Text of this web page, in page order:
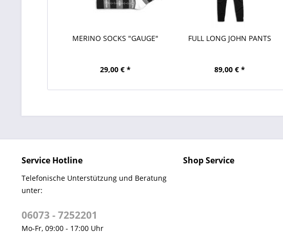
MERINO SOCKS "GAUGE"
29,00 € *
FULL LONG JOHN PANTS
89,00 € *
Service Hotline
Telefonische Unterstützung und Beratung
unter:
06073 - 7252201
Mo-Fr, 09:00 - 17:00 Uhr
Shop Service